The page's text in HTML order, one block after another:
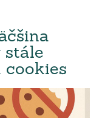
stále
cookies